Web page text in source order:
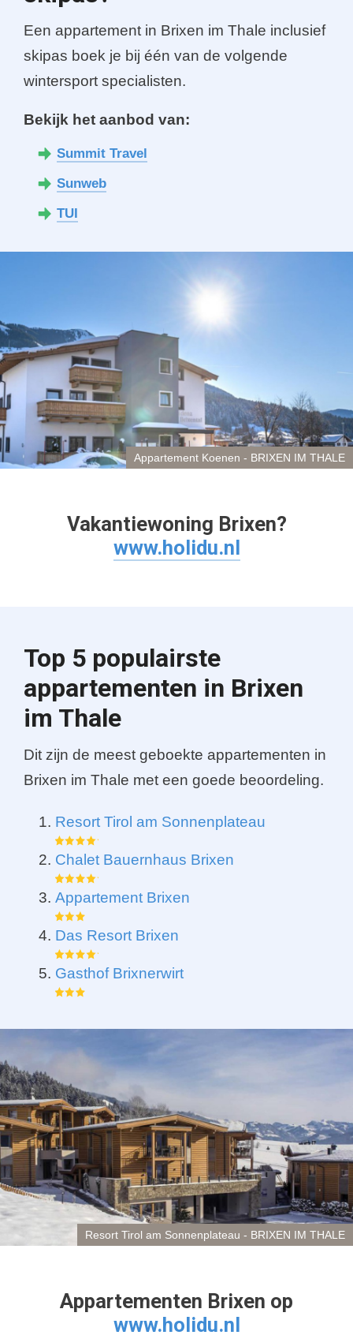
Een appartement in Brixen im Thale inclusief
skipas boek je bij één van de volgende
wintersport specialisten.
Bekijk het aanbod van:
Summit Travel
Sunweb
TUI
Appartement Koenen - BRIXEN IM THALE
Vakantiewoning Brixen?
www.holidu.nl
Top 5 populairste
appartementen in Brixen
im Thale
Dit zijn de meest geboekte appartementen in
Brixen im Thale met een goede beoordeling.
Resort Tirol am Sonnenplateau
Chalet Bauernhaus Brixen
Appartement Brixen
Das Resort Brixen
Gasthof Brixnerwirt
Resort Tirol am Sonnenplateau - BRIXEN IM THALE
Appartementen Brixen op
www.holidu.nl